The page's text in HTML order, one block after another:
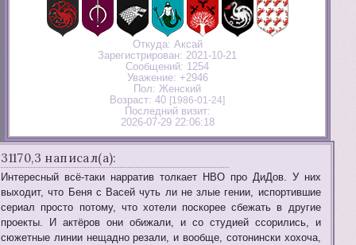
Откуда: Аксай
Зарегистрирован: 2021-10-21
Сообщений: 1254
Уважение: +2946
Пол: Женский
Возраст: 40 [1986-01-24]
Последний визит:
2026-07-29 22:06:18
31170,3 написал(а):
Интересный всё-таки нарратив толкает НВО про ДиДов. У них
выходит, что Беня с Васей чуть ли не злые гении, испортившие
сериал просто потому, что хотели поскорее сбежать в другие
проекты. И актёров они обижали, и со студией ссорились, и
сюжетные линии нещадно резали, и вообще, сотонински хохоча,